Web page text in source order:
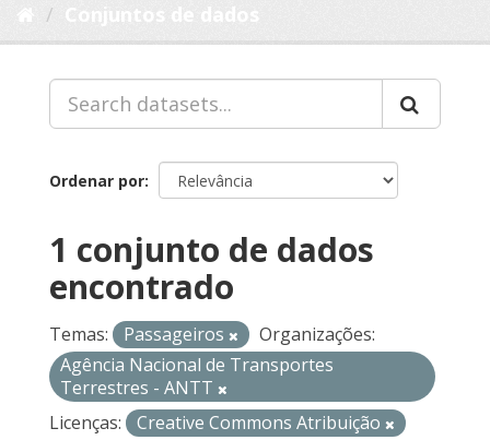
Ordenar por
1 conjunto de dados
encontrado
Temas: Passageiros
Organizações:
Agência Nacional de Transportes
Terrestres - ANTT
Licenças:
Creative Commons Atribuição